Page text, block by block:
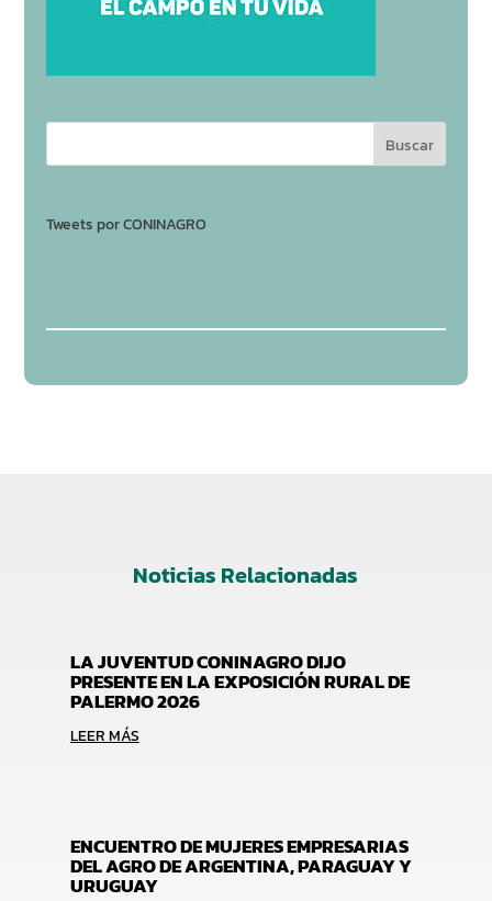
Tweets por CONINAGRO
Noticias Relacionadas
LA JUVENTUD CONINAGRO DIJO
PRESENTE EN LA EXPOSICIÓN RURAL DE
PALERMO 2026
LEER MÁS
ENCUENTRO DE MUJERES EMPRESARIAS
DEL AGRO DE ARGENTINA, PARAGUAY Y
URUGUAY